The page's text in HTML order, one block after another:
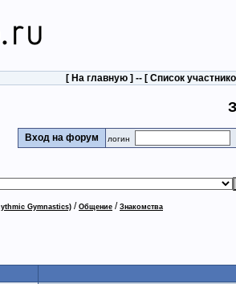
[ На главную ] -- [ Список
Вход на форум логин
Gymnastics) / Общение / Знакомства